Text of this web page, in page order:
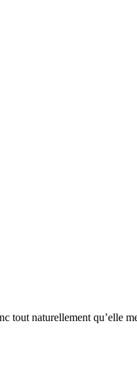
tout naturellement qu’elle